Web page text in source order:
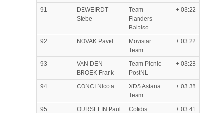
91
DEWEIRDT
Siebe
Team
Flanders-
Baloise
+ 03:22
92 NOVAK Pavel
Movistar
Team
+ 03:22
93
VAN DEN
BROEK Frank
Team Picnic
PostNL
+ 03:28
94 CONCI Nicola
XDS Astana
Team
+ 03:38
95 OURSELIN Paul Cofidis
+ 03:41